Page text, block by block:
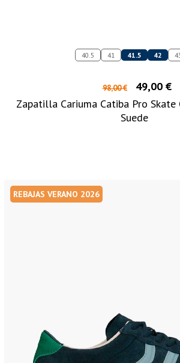
40.5 41 41.5 42
98,00 €
49,00 €
Zapatilla Cariuma Catiba Pro Skate
Suede
REBAJAS VERANO 2026